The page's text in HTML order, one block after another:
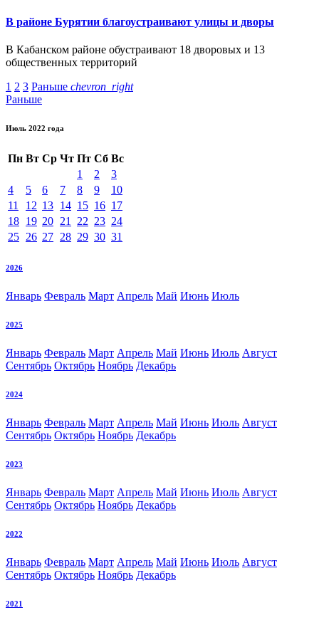
В районе Бурятии благоустраивают улицы и дворы
В Кабанском районе обустраивают 18 дворовых и 13
общественных территорий
1 2 3 Раньше chevron_right
Раньше
Июль 2022 года
Пн Вт Ср Чт Пт Сб Вс
1
2
3
4
5 6 7 8 9
10
11
12 13 14 15 16 17
18 19 20 21 22 23 24
25 26 27 28 29 30 31
2026
Январь Февраль Март Апрель Май Июнь Июль
2025
Январь Февраль Март Апрель Май Июнь Июль Август
Сентябрь Октябрь Ноябрь Декабрь
2024
Январь Февраль Март Апрель Май Июнь Июль Август
Сентябрь Октябрь Ноябрь Декабрь
2023
Январь Февраль Март Апрель Май Июнь Июль Август
Сентябрь Октябрь Ноябрь Декабрь
2022
Январь Февраль Март Апрель Май Июнь Июль Август
Сентябрь Октябрь Ноябрь Декабрь
2021